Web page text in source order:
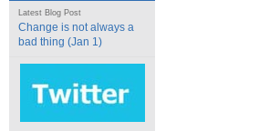
Latest Blog Post
Change is not always a
bad thing (Jan 1)